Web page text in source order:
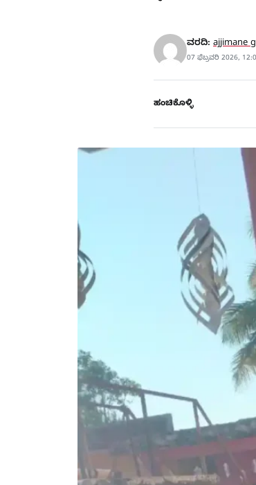
ವರದಿ: ajjimane
07 ಫೆಬ್ರವರಿ 2026,
ಹಂಚಿಕೊಳ್ಳಿ